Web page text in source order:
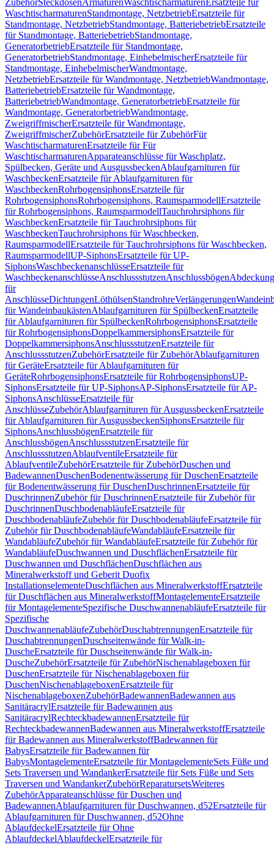
ZubehörSteckdosenArmaturenWaschtischarmaturen Ersatzteile für
WaschtischarmaturenStandmontage, NetzbetriebErsatzteile für
Standmontage, NetzbetriebStandmontage, BatteriebetriebErsatzteile
für Standmontage, BatteriebetriebStandmontage,
GeneratorbetriebErsatzteile für Standmontage,
GeneratorbetriebStandmontage, EinhebelmischerErsatzteile für
Standmontage, EinhebelmischerWandmontage,
NetzbetriebErsatzteile für Wandmontage, NetzbetriebWandmontage,
BatteriebetriebErsatzteile für Wandmontage,
BatteriebetriebWandmontage, GeneratorbetriebErsatzteile für
Wandmontage, GeneratorbetriebWandmontage,
ZweigriffmischerErsatzteile für Wandmontage,
ZweigriffmischerZubehörErsatzteile für ZubehörFür
WaschtischarmaturenErsatzteile für Für
WaschtischarmaturenApparateanschlüsse für Waschplatz,
Spülbecken, Geräte und AusgussbeckenAblaufgarnituren für
WaschbeckenErsatzteile für Ablaufgarnituren für
WaschbeckenRohrbogensiphonsErsatzteile für
RohrbogensiphonsRohrbogensiphons, RaumsparmodellErsatzteile
für Rohrbogensiphons, RaumsparmodellTauchrohrsiphons für
WaschbeckenErsatzteile für Tauchrohrsiphons für
WaschbeckenTauchrohrsiphons für Waschbecken,
RaumsparmodellErsatzteile für Tauchrohrsiphons für Waschbecken,
RaumsparmodellUP-SiphonsErsatzteile für UP-
SiphonsWaschbeckenanschlüsseErsatzteile für
WaschbeckenanschlüsseAnschlussstutzenAnschlussbögen
für
AnschlüsseDichtungenLöthülsenStandrohreVerlängerungen
für WandeinbaukästenAblaufgarnituren für SpülbeckenErsatzteile
für Ablaufgarnituren für SpülbeckenRohrbogensiphonsErsatzteile
für RohrbogensiphonsDoppelkammersiphonsErsatzteile für
DoppelkammersiphonsAnschlussstutzenErsatzteile für
AnschlussstutzenZubehörErsatzteile für ZubehörAblaufgarnituren
für GeräteErsatzteile für Ablaufgarnituren für
GeräteRohrbogensiphonsErsatzteile für RohrbogensiphonsUP-
SiphonsErsatzteile für UP-SiphonsAP-SiphonsErsatzteile für AP-
SiphonsAnschlüsseErsatzteile für
AnschlüsseZubehörAblaufgarnituren für AusgussbeckenErsatzteile
für Ablaufgarnituren für AusgussbeckenSiphonsErsatzteile für
SiphonsAnschlussbögenErsatzteile für
AnschlussbögenAnschlussstutzenErsatzteile für
AnschlussstutzenAblaufventileErsatzteile für
AblaufventileZubehörErsatzteile für ZubehörDuschen und
BadewannenDuschenBodenentwässerung für DuschenErsatzteile
für Bodenentwässerung für DuschenDuschrinnenErsatzteile für
DuschrinnenZubehör für DuschrinnenErsatzteile für Zubehör für
DuschrinnenDuschbodenabläufeErsatzteile für
DuschbodenabläufeZubehör für DuschbodenabläufeErsatzteile für
Zubehör für DuschbodenabläufeWandabläufeErsatzteile für
WandabläufeZubehör für WandabläufeErsatzteile für Zubehör für
WandabläufeDuschwannen und DuschflächenErsatzteile für
Duschwannen und DuschflächenDuschflächen aus
Mineralwerkstoff und Geberit Duofix
InstallationselementeDuschflächen aus MineralwerkstoffErsatzteile
für Duschflächen aus MineralwerkstoffMontagelementeErsatzteile
für MontagelementeSpezifische DuschwannenabläufeErsatzteile für
Spezifische
DuschwannenabläufeZubehörDuschabtrennungenErsatzteile für
DuschabtrennungenDuschseitenwände für Walk-in-
DuscheErsatzteile für Duschseitenwände für Walk-in-
DuscheZubehörErsatzteile für ZubehörNischenablageboxen für
DuschenErsatzteile für Nischenablageboxen für
DuschenNischenablageboxenErsatzteile für
NischenablageboxenZubehörBadewannenBadewannen aus
SanitäracrylErsatzteile für Badewannen aus
SanitäracrylRechteckbadewannenErsatzteile für
RechteckbadewannenBadewannen aus MineralwerkstoffErsatzteile
für Badewannen aus MineralwerkstoffBadewannen für
BabysErsatzteile für Badewannen für
BabysMontagelementeErsatzteile für MontagelementeSets Füße und
Sets Traversen und WandankerErsatzteile für Sets Füße und Sets
Traversen und WandankerZubehörReparatursetsWeiteres
ZubehörApparateanschlüsse für Duschen und
BadewannenAblaufgarnituren für Duschwannen, d52Ersatzteile für
Ablaufgarnituren für Duschwannen, d52Ohne
AblaufdeckelErsatzteile für Ohne
AblaufdeckelAblaufdeckelErsatzteile für